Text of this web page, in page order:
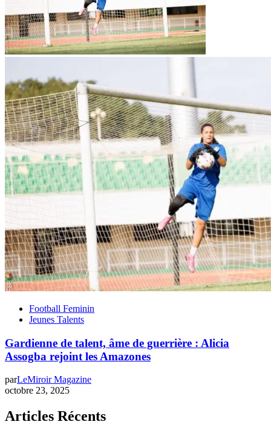
Football Feminin
Jeunes Talents
Gardienne de talent, âme de guerrière : Alicia
Assogba rejoint les Amazones
parLeMiroir Magazine
octobre 23, 2025
Articles Récents